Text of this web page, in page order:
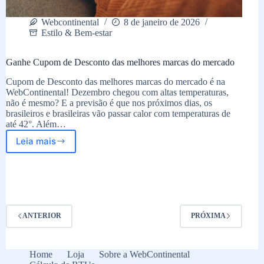
Webcontinental
8 de janeiro de 2026
Estilo & Bem-estar
Ganhe Cupom de Desconto das melhores marcas do mercado
Cupom de Desconto das melhores marcas do mercado é na
WebContinental! Dezembro chegou com altas temperaturas,
não é mesmo? E a previsão é que nos próximos dias, os
brasileiros e brasileiras vão passar calor com temperaturas de
até 42°. Além…
Leia mais
Ganhe
melhores
marcas
do
ANTERIOR PRÓXIMA
Home Loja
Sobre a WebContinental